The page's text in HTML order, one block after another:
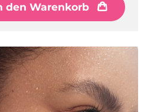
den Warenkorb
den Warenkorb